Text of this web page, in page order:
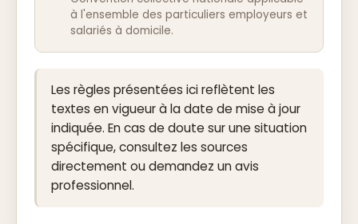
à l'ensemble des particuliers employeurs et
salariés à domicile.
Les règles présentées ici reflètent les
textes en vigueur à la date de mise à jour
indiquée. En cas de doute sur une situation
spécifique, consultez les sources
directement ou demandez un avis
professionnel.